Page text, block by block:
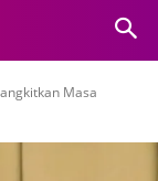
Masa